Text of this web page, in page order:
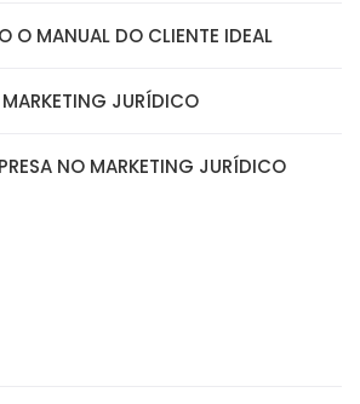
O MANUAL DO CLIENTE IDEAL
JURÍDICO
NO MARKETING JURÍDICO